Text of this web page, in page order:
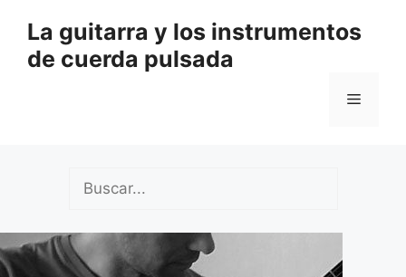
contenido
La guitarra y los instrumentos
de cuerda pulsada
Menú